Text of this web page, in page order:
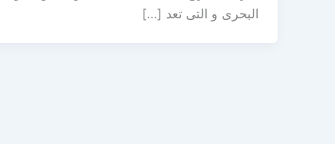
البحرى و التى تعد […]